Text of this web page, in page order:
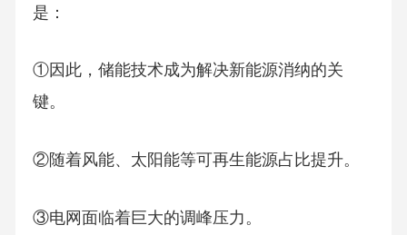
是：
①因此，储能技术成为解决新能源消纳的关
键。
②随着风能、太阳能等可再生能源占比提升。
③电网面临着巨大的调峰压力。